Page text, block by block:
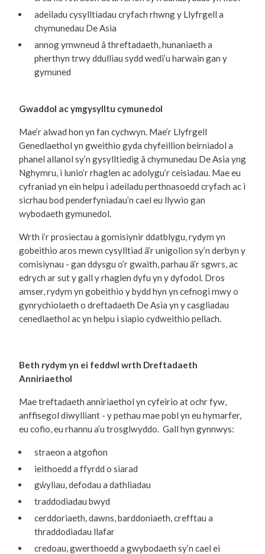
adeiladu cysylltiadau cryfach rhwng y Llyfrgell a
chymunedau De Asia
annog ymwneud â threftadaeth, hunaniaeth a
pherthyn trwy ddulliau sydd wedi’u harwain gan y
gymuned
Gwaddol ac ymgysylltu cymunedol
Mae’r alwad hon yn fan cychwyn. Mae’r Llyfrgell
Genedlaethol yn gweithio gyda chyfeillion beirniadol a
phanel allanol sy’n gysylltiedig â chymunedau De Asia yng
Nghymru, i lunio’r rhaglen ac adolygu’r ceisiadau. Mae eu
cyfraniad yn ein helpu i adeiladu perthnasoedd cryfach ac i
sicrhau bod penderfyniadau’n cael eu llywio gan
wybodaeth gymunedol.
Wrth i’r prosiectau a gomisiynir ddatblygu, rydym yn
gobeithio aros mewn cysylltiad â’r unigolion sy’n derbyn y
comisiynau - gan ddysgu o’r gwaith, parhau â’r sgwrs, ac
edrych ar sut y gall y rhaglen dyfu yn y dyfodol. Dros
amser, rydym yn gobeithio y bydd hyn yn cefnogi mwy o
gynrychiolaeth o dreftadaeth De Asia yn y casgliadau
cenedlaethol ac yn helpu i siapio cydweithio pellach.
Beth rydym yn ei feddwl wrth Dreftadaeth
Anniriaethol
Mae treftadaeth anniriaethol yn cyfeirio at ochr fyw,
anffisegol diwylliant - y pethau mae pobl yn eu hymarfer,
eu cofio, eu rhannu a’u trosglwyddo. Gall hyn gynnwys:
straeon a atgofion
ieithoedd a ffyrdd o siarad
gŵyliau, defodau a dathliadau
traddodiadau bwyd
cerddoriaeth, dawns, barddoniaeth, crefftau a
thraddodiadau llafar
credoau, gwerthoedd a gwybodaeth sy’n cael ei